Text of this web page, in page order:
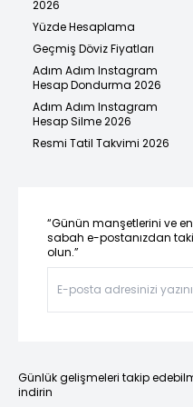
2026
Yüzde Hesaplama
Geçmiş Döviz Fiyatları
Adım Adım Instagram
Hesap Dondurma 2026
Adım Adım Instagram
Hesap Silme 2026
Resmi Tatil Takvimi 2026
“Günün manşetlerini ve
sabah e-postanızdan
olun.”
Günlük gelişmeleri takip
indirin